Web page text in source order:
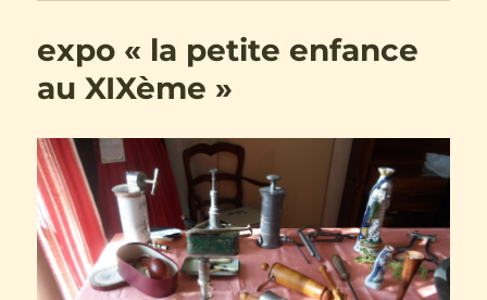
expo « la petite enfance
au XIXème »